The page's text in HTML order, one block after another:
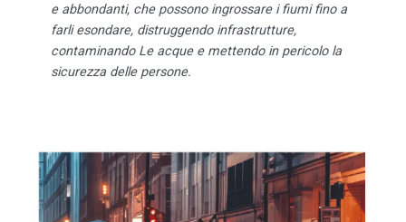
e abbondanti, che possono ingrossare i fiumi fino a
farli esondare, distruggendo infrastrutture,
contaminando Le acque e mettendo in pericolo la
sicurezza delle persone.